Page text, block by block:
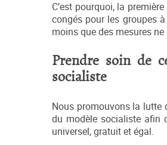
C’est pourquoi, la
congés pour les groupes
moins que des mesures
Prendre soin de
socialiste
Nous promouvons la lutte
du modèle socialiste afin
universel, gratuit et égal.